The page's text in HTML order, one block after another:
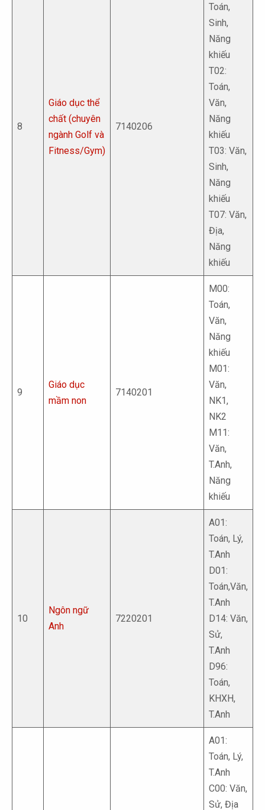
8
Giáo dục thể
chất (chuyên
ngành Golf và
Fitness/Gym)
7140206
Toán,
Sinh,
Năng
khiếu
T02:
Toán,
Văn,
Năng
khiếu
T03: Văn,
Sinh,
Năng
khiếu
T07: Văn,
Địa,
Năng
khiếu
9
Giáo dục
mầm non
7140201
M00:
Toán,
Văn,
Năng
khiếu
M01:
Văn,
NK1,
NK2
M11:
Văn,
T.Anh,
Năng
khiếu
10
Ngôn ngữ
Anh
7220201
A01:
Toán, Lý,
T.Anh
D01:
Toán,Văn,
T.Anh
D14: Văn,
Sử,
T.Anh
D96:
Toán,
KHXH,
T.Anh
A01:
Toán, Lý,
T.Anh
C00: Văn,
Sử, Địa